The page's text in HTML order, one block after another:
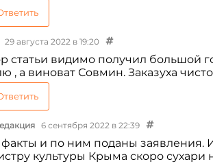
29 августа 2022 в 19:20
статьи видимо получил большой
, а виноват Совмин. Заказуха
6 сентября 2022 в 22:39
факты и по ним поданы заявления.
культуры Крыма скоро сухари